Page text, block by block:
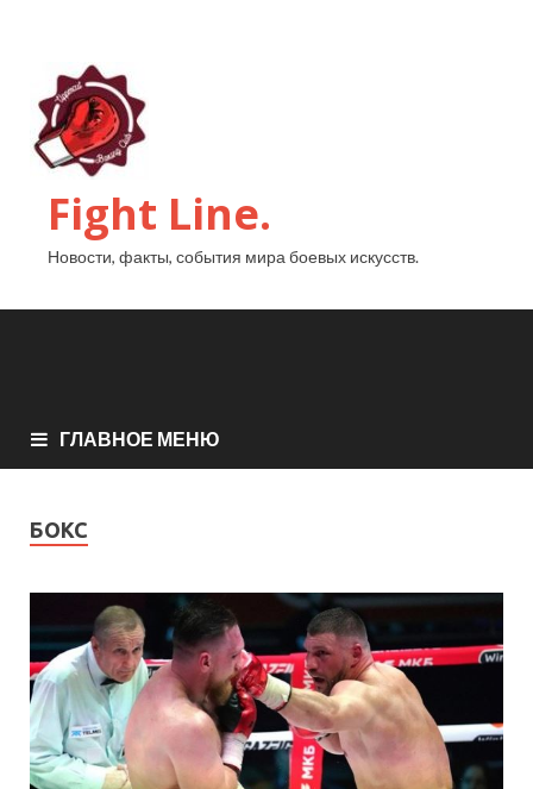
Fight Line.
Новости, факты, события мира боевых искусств.
ГЛАВНОЕ МЕНЮ
БОКС